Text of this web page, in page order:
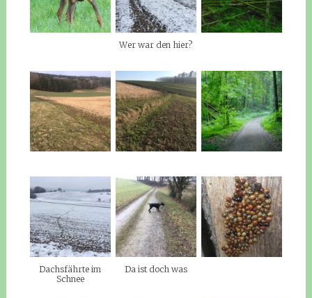
Wer war den hier?
Dachsfährte im
Schnee
Da ist doch was